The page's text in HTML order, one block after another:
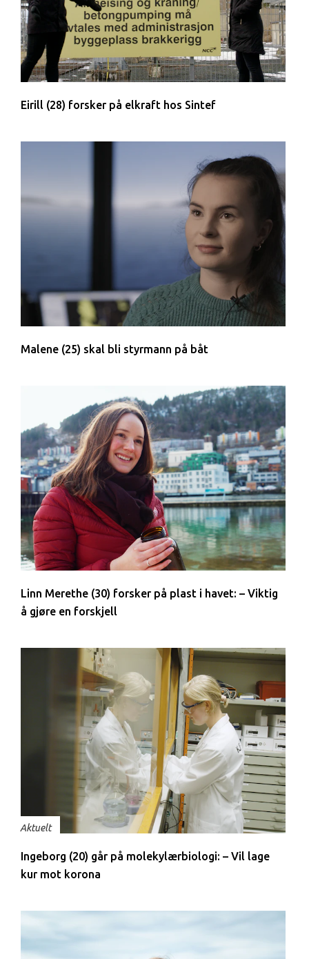
Eirill (28) forsker på elkraft hos Sintef
Malene (25) skal bli styrmann på båt
Linn Merethe (30) forsker på plast i havet: – Viktig
å gjøre en forskjell
Aktuelt
Ingeborg (20) går på molekylærbiologi: – Vil lage
kur mot korona